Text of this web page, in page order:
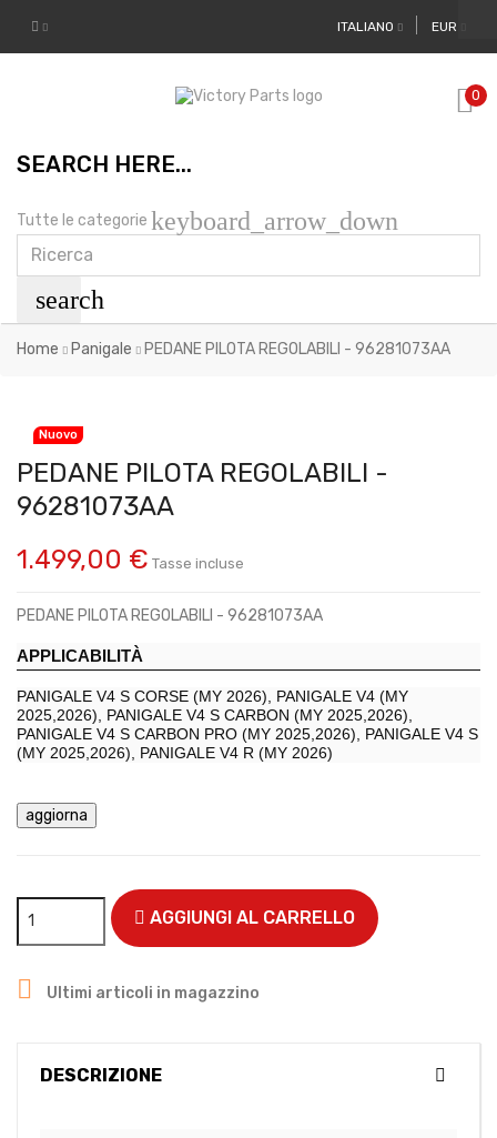
ITALIANO EUR
SEARCH HERE...
Tutte le categorie keyboard_arrow_down
search
0
Home Panigale PEDANE PILOTA REGOLABILI - 96281073AA
Nuovo
PEDANE PILOTA REGOLABILI -
96281073AA
1.499,00 € Tasse incluse
PEDANE PILOTA REGOLABILI - 96281073AA
APPLICABILITÀ
PANIGALE V4 S CORSE (MY 2026), PANIGALE V4 (MY
2025,2026), PANIGALE V4 S CARBON (MY 2025,2026),
PANIGALE V4 S CARBON PRO (MY 2025,2026), PANIGALE V4 S
(MY 2025,2026), PANIGALE V4 R (MY 2026)
AGGIUNGI AL CARRELLO
 Ultimi articoli in magazzino
DESCRIZIONE